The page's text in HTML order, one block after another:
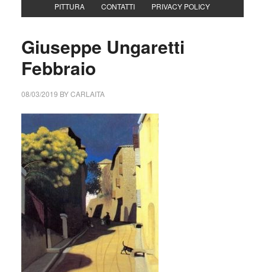
PITTURA CONTATTI PRIVACY POLICY
Giuseppe Ungaretti
Febbraio
08/03/2019 BYCARLAITA